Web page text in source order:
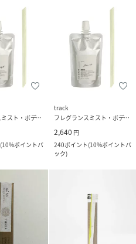
フレグランスミスト・ボディミスト
(10%ポイントバ
track
フレグランスミスト・ボディミスト
2,640 円
240ポイント(10%ポイントバ
ック)